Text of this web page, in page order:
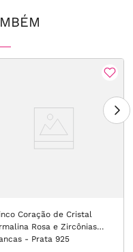
Coração de Cristal
Rosa e Zircônias
- Prata 925